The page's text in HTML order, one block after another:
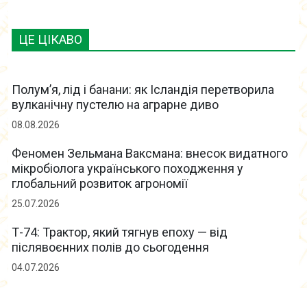
ЦЕ ЦІКАВО
Полум’я, лід і банани: як Ісландія перетворила
вулканічну пустелю на аграрне диво
08.08.2026
Феномен Зельмана Ваксмана: внесок видатного
мікробіолога українського походження у
глобальний розвиток агрономії
25.07.2026
Т-74: Трактор, який тягнув епоху — від
післявоєнних полів до сьогодення
04.07.2026